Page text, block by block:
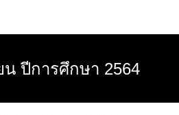
น ปีการศึกษา 2564